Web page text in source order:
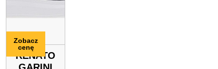
RENATO
Zobacz
cenę